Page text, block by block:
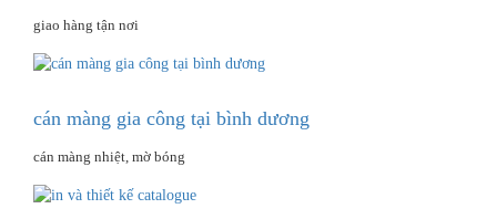
giao hàng tận nơi
cán màng gia công tại bình dương
cán màng nhiệt, mờ bóng